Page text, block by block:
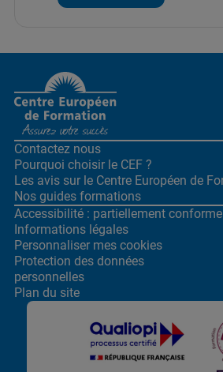
Contactez nous
Pourquoi choisir le CEF ?
Les avis sur le Centre Européen de
Nos guides formations
Accessibilité : partiellement conforme
Informations légales
Personnaliser mes cookies
Protection des données
personnelles
Plan du site